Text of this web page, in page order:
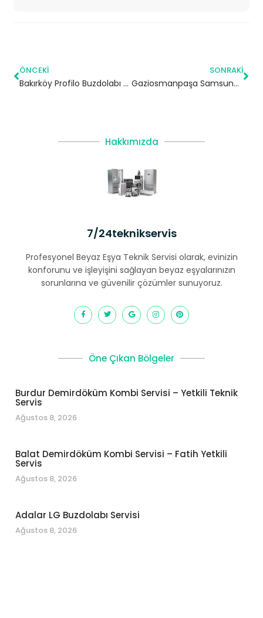
ÖNCEKI
Bakırköy Profilo Buzdolabı Servisi – 7/24 Teknik Servis
SONRAKI
Gaziosmanpaşa Samsung Buzdolabı Servisi
Hakkımızda
7/24teknikservis
Profesyonel Beyaz Eşya Teknik Servisi olarak, evinizin
konforunu ve işleyişini sağlayan beyaz eşyalarınızın
sorunlarına ve güvenilir çözümler sunuyoruz.
Öne Çıkan Bölgeler
Burdur Demirdöküm Kombi Servisi – Yetkili Teknik
Servis
Ağustos 8, 2026
Balat Demirdöküm Kombi Servisi – Fatih Yetkili
Servis
Ağustos 8, 2026
Adalar LG Buzdolabı Servisi
Ağustos 8, 2026